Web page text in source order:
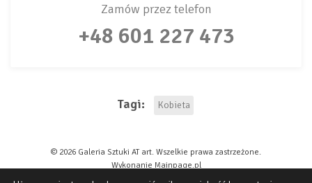
Oświadczam, że zapoznałem/am się z polityką prywatności serwisu
Zamów przez telefon
+48 601 227 473
Tagi: Kobieta
© 2026 Galeria Sztuki AT art. Wszelkie prawa zastrzeżone.
Wykonanie Mainpage.pl